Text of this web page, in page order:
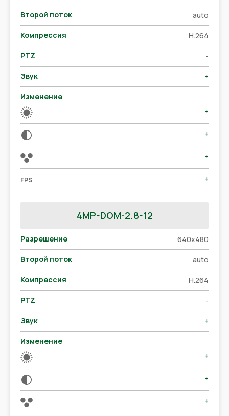
Второй поток auto
Компрессия H.264
PTZ -
Звук +
Изменение
+
+
+
FPS +
4MP-DOM-2.8-12
Разрешение 640x480
Второй поток auto
Компрессия H.264
PTZ -
Звук +
Изменение
+
+
+